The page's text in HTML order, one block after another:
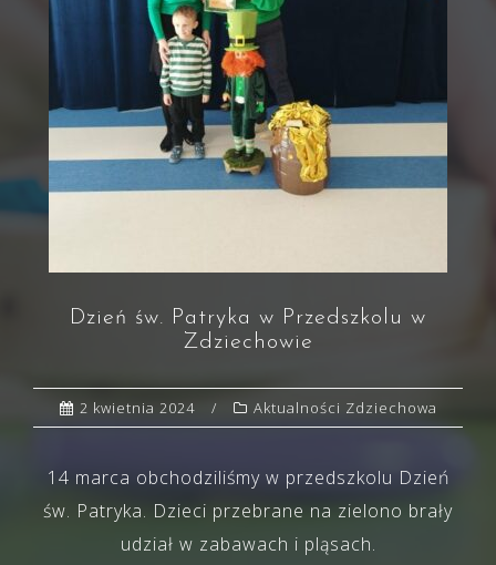
Dzień św. Patryka w Przedszkolu w
Zdziechowie
2 kwietnia 2024 Aktualności Zdziechowa
14 marca obchodziliśmy w przedszkolu Dzień
św. Patryka. Dzieci przebrane na zielono brały
udział w zabawach i pląsach.